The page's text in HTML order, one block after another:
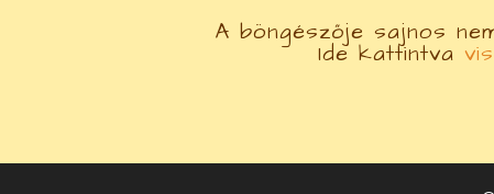
A böngészője sajnos
Ide kattintva